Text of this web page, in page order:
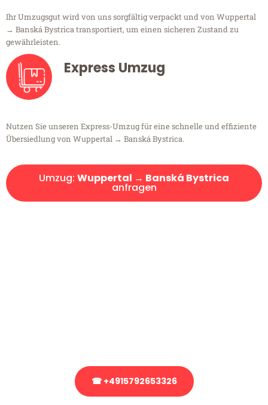
Ihr Umzugsgut wird von uns sorgfältig verpackt und von Wuppertal
→ Banská Bystrica transportiert, um einen sicheren Zustand zu
gewährleisten.
Express Umzug
Nutzen Sie unseren Express-Umzug für eine schnelle und effiziente
Übersiedlung von Wuppertal → Banská Bystrica.
Umzug: Wuppertal → Banská Bystrica
anfragen
☎ +4915792653326